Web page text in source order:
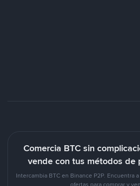
Comercia BTC sin
vende con tus métodos de
Intercambia BTC en Binance P2P. Encuentra